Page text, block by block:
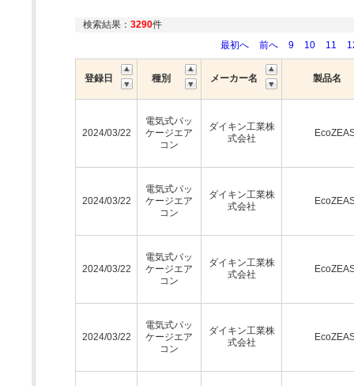
検索結果： 3290件
最初へ
前へ 9 10 11
登録日 種別 メーカー名 製品名
2024/03/22
電気式パッ
ケージエア
コン
ダイキン工業株
式会社
2024/03/22
電気式パッ
ケージエア
コン
ダイキン工業株
式会社
2024/03/22
電気式パッ
ケージエア
コン
ダイキン工業株
式会社
2024/03/22
電気式パッ
ケージエア
コン
ダイキン工業株
式会社